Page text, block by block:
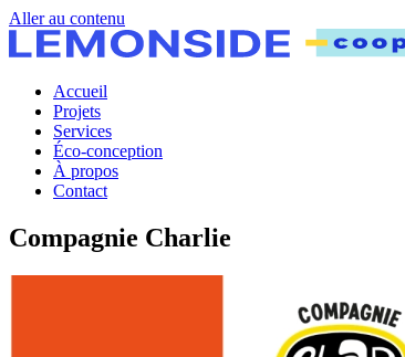
Aller au contenu
Accueil
Projets
Services
Éco-conception
À propos
Contact
Compagnie Charlie